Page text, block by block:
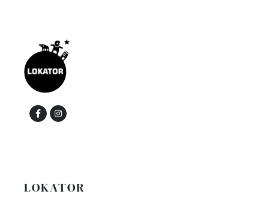
LOKATOR